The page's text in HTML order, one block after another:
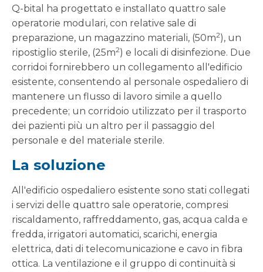
Q-bital ha progettato e installato quattro sale
operatorie modulari, con relative sale di
preparazione, un magazzino materiali, (50m2), un
ripostiglio sterile, (25m2) e locali di disinfezione. Due
corridoi fornirebbero un collegamento all'edificio
esistente, consentendo al personale ospedaliero di
mantenere un flusso di lavoro simile a quello
precedente; un corridoio utilizzato per il trasporto
dei pazienti più un altro per il passaggio del
personale e del materiale sterile.
La soluzione
All'edificio ospedaliero esistente sono stati collegati
i servizi delle quattro sale operatorie, compresi
riscaldamento, raffreddamento, gas, acqua calda e
fredda, irrigatori automatici, scarichi, energia
elettrica, dati di telecomunicazione e cavo in fibra
ottica. La ventilazione e il gruppo di continuità si